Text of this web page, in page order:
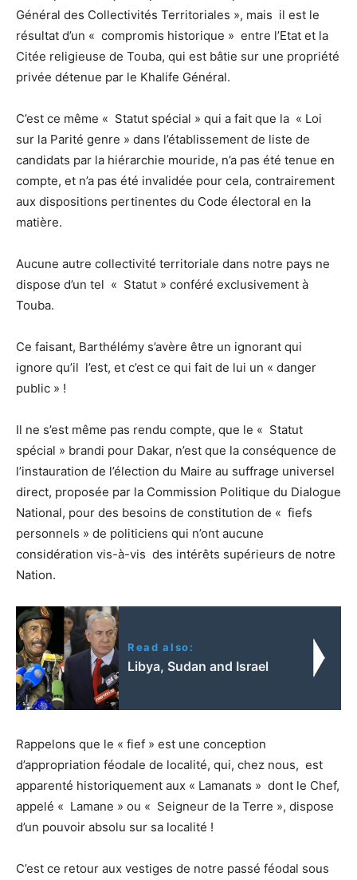
Général des Collectivités Territoriales », mais il est le
résultat d’un « compromis historique » entre l’Etat et la
Citée religieuse de Touba, qui est bâtie sur une propriété
privée détenue par le Khalife Général.
C’est ce même « Statut spécial » qui a fait que la « Loi
sur la Parité genre » dans l’établissement de liste de
candidats par la hiérarchie mouride, n’a pas été tenue en
compte, et n’a pas été invalidée pour cela, contrairement
aux dispositions pertinentes du Code électoral en la
matière.
Aucune autre collectivité territoriale dans notre pays ne
dispose d’un tel « Statut » conféré exclusivement à
Touba.
Ce faisant, Barthélémy s’avère être un ignorant qui
ignore qu’il l’est, et c’est ce qui fait de lui un « danger
public » !
Il ne s’est même pas rendu compte, que le « Statut
spécial » brandi pour Dakar, n’est que la conséquence de
l’instauration de l’élection du Maire au suffrage universel
direct, proposée par la Commission Politique du Dialogue
National, pour des besoins de constitution de « fiefs
personnels » de politiciens qui n’ont aucune
considération vis-à-vis des intérêts supérieurs de notre
Nation.
Read also:
Libya, Sudan and Israel
Rappelons que le « fief » est une conception
d’appropriation féodale de localité, qui, chez nous, est
apparenté historiquement aux « Lamanats » dont le Chef,
appelé « Lamane » ou « Seigneur de la Terre », dispose
d’un pouvoir absolu sur sa localité !
C’est ce retour aux vestiges de notre passé féodal sous